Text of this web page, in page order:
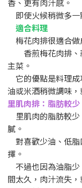
香、更有肉汁感。
即使火候稍微多一
適合料理
梅花肉排很適合做
香煎梅花肉排、
主菜。
它的優點是料理
油或米酒稍微調味
里肌肉排：脂肪較
里肌肉的脂肪較
膩。
對喜歡少油、低
擇。
不過也因為油脂
間太久，肉汁流失